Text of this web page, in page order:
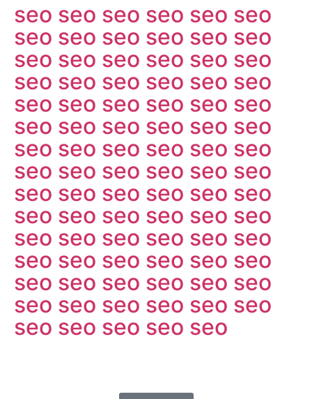
seo seo seo seo seo seo
seo seo seo seo seo seo
seo seo seo seo seo seo
seo seo seo seo seo seo
seo seo seo seo seo seo
seo seo seo seo seo seo
seo seo seo seo seo seo
seo seo seo seo seo seo
seo seo seo seo seo seo
seo seo seo seo seo seo
seo seo seo seo seo seo
seo seo seo seo seo seo
seo seo seo seo seo seo
seo seo seo seo seo seo
seo seo seo seo seo